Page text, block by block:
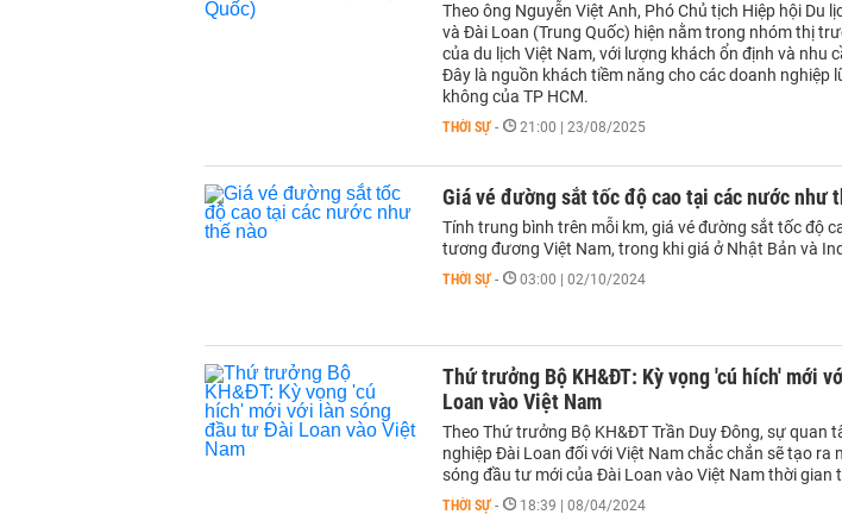
Theo ông Nguyễn Việt Anh, Phó Chủ tịch Hiệp hội Du
và Đài Loan (Trung Quốc) hiện nằm trong nhóm thị
của du lịch Việt Nam, với lượng khách ổn định và nhu
Đây là nguồn khách tiềm năng cho các doanh nghiệp
không của TP HCM.
THỜI SỰ - 21:00 | 23/08/2025
Giá vé đường sắt tốc độ cao tại các nước như
Tính trung bình trên mỗi km, giá vé đường sắt tốc độ
tương đương Việt Nam, trong khi giá ở Nhật Bản và
THỜI SỰ - 03:00 | 02/10/2024
Thứ trưởng Bộ KH&ĐT: Kỳ vọng 'cú hích' mới
Loan vào Việt Nam
Theo Thứ trưởng Bộ KH&ĐT Trần Duy Đông, sự quan
nghiệp Đài Loan đối với Việt Nam chắc chắn sẽ tạo ra
sóng đầu tư mới của Đài Loan vào Việt Nam thời gian
THỜI SỰ - 18:39 | 08/04/2024